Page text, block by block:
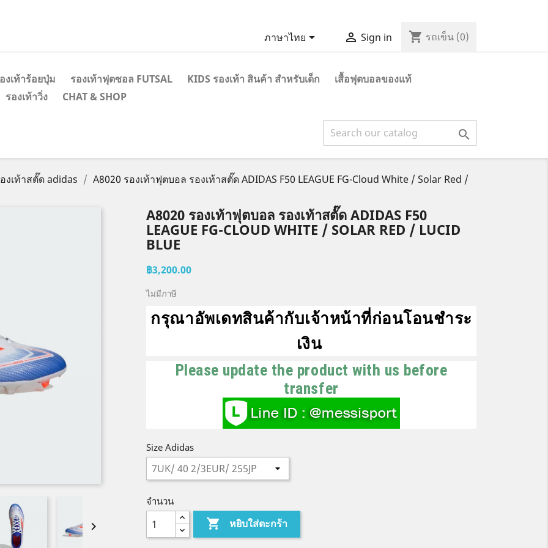
ภาษาไทย  Sign in shopping_cart รถเข็น (0)
งเท้าร้อยปุ่ม รองเท้าฟุตซอล FUTSAL KIDS รองเท้า สินค้า สำหรับเด็ก
เสื้อฟุตบอลของแท้
รองเท้าวิ่ง
CHAT & SHOP

งเท้าสตั๊ด adidas A8020 รองเท้าฟุตบอล รองเท้าสตั๊ด ADIDAS F50 LEAGUE FG-Cloud White / Solar Red /

A8020 รองเท้าฟุตบอล รองเท้าสตั๊ด ADIDAS F50
LEAGUE FG-CLOUD WHITE / SOLAR RED / LUCID
BLUE
฿3,200.00
ไม่มีภาษี
กรุณาอัพเดทสินค้ากับเจ้าหน้าที่ก่อนโอนชำระ
เงิน
Please update the product with us before
transfer
Size Adidas
จำนวน
 หยิบใส่ตะกร้า